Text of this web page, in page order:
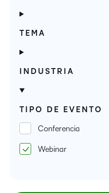
TEMA
INDUSTRIA
TIPO DE EVENTO
Conferencia
Webinar